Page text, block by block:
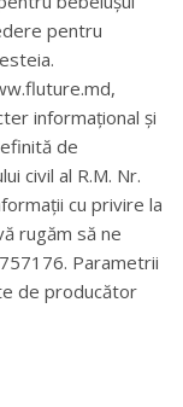
pentru
informațional și
de
civil al R.M. Nr.
cu privire la
rugăm să ne
Parametrii
de producător